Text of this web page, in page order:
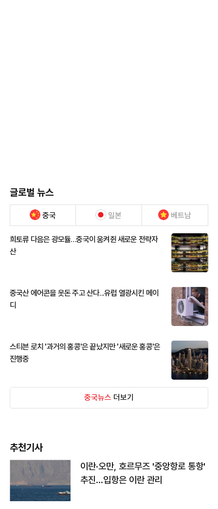
글로벌 뉴스
중국 일본 베트남
희토류 다음은 광모듈…중국이 움켜쥔 새로운 전략자
산
중국산 에어콘을 웃돈 주고 산다...유럽 열광시킨 메이
디
스티븐 로치 '과거의 홍콩'은 끝났지만 '새로운 홍콩'은
진행중
중국뉴스 더보기
추천기사
이란·오만, 호르무즈 '중앙항로 통항'
추진…입항은 이란 관리